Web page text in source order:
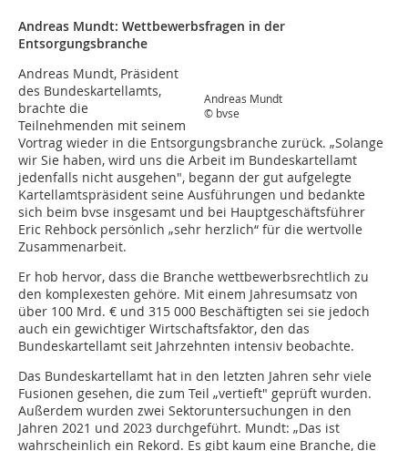
Andreas Mundt: Wettbewerbsfragen in der
Entsorgungsbranche
Andreas Mundt
© bvse
Andreas Mundt, Präsident
des Bundeskartellamts,
brachte die
Teilnehmenden mit seinem
Vortrag wieder in die Entsorgungsbranche zurück. „Solange
wir Sie haben, wird uns die Arbeit im Bundeskartellamt
jedenfalls nicht ausgehen", begann der gut aufgelegte
Kartellamtspräsident seine Ausführungen und bedankte
sich beim bvse insgesamt und bei Hauptgeschäftsführer
Eric Rehbock persönlich „sehr herzlich“ für die wertvolle
Zusammenarbeit.
Er hob hervor, dass die Branche wettbewerbsrechtlich zu
den komplexesten gehöre. Mit einem Jahresumsatz von
über 100 Mrd. € und 315 000 Beschäftigten sei sie jedoch
auch ein gewichtiger Wirtschaftsfaktor, den das
Bundeskartellamt seit Jahrzehnten intensiv beobachte.
Das Bundeskartellamt hat in den letzten Jahren sehr viele
Fusionen gesehen, die zum Teil „vertieft" geprüft wurden.
Außerdem wurden zwei Sektoruntersuchungen in den
Jahren 2021 und 2023 durchgeführt. Mundt: „Das ist
wahrscheinlich ein Rekord. Es gibt kaum eine Branche, die